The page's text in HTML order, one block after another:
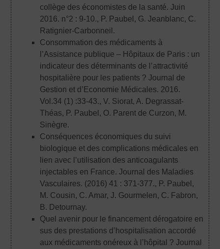
collège des économistes de la santé. Juin
2016. n°2 : 9-10., P. Paubel, G. Jeanblanc, C.
Ratignier-Carbonneil.
Consommation des médicaments à
l’Assistance publique – Hôpitaux de Paris : un
indicateur des déterminants de l’attractivité
hospitalière pour les patients ? Journal de
Gestion et d’Economie Médicales. 2016.
Vol.34 (1) :33-43., V. Siorat, A. Degrassat-
Théas, P. Paubel, O. Parent de Curzon, M.
Sinègre.
Conséquences économiques du suivi
biologique et des complications médicales en
lien avec l’utilisation des anticoagulants
injectables en France. Journal des Maladies
Vasculaires. (2016) 41 : 371-377., P. Paubel,
M. Cousin, C. Amar, J. Gourmelen, C. Fabron,
B. Detournay.
Quel avenir pour le financement dérogatoire en
sus des prestations d’hospitalisation accordé
aux médicaments onéreux à l’hôpital ? Journal